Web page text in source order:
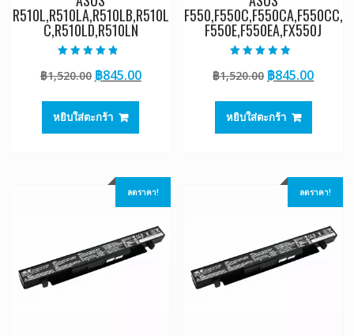
R510L,R510LA,R510LB,R510L
C,R510LD,R510LN
4.50
ตั้งแต่ 1-5
฿1,520.00 Original
was:
฿1,520.00.
฿845.00Current
หยิบใส่ตะกร้า
F550,F550C,F550CA,F550CC,
F550E,F550EA,FX550J
4.50
ตั้งแต่ 1-5
฿1,520.00 Original
was:
฿1,520.00.
฿845.00
หยิบใส่ตะกร้า
ลดราคา! ลดราคา!